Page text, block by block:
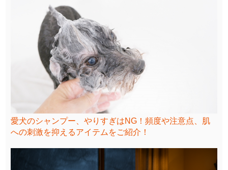
愛犬のシャンプー、やりすぎはNG！頻度や注意点、肌
への刺激を抑えるアイテムをご紹介！